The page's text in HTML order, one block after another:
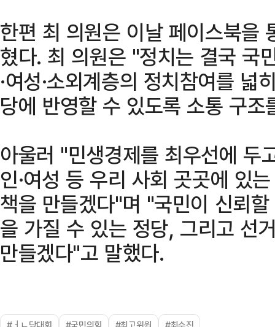
한편 최 의원은 이날 페이스북을
혔다. 최 의원은 "정치는 결국 국
·여성·소외계층의 정치참여를
당에 반영할 수 있도록 소통 구
아울러 "민생경제를 최우선에 두
인·여성 등 우리 사회 곳곳에 있
책을 만들겠다"며 "국민이 신뢰
을 가질 수 있는 정당, 그리고 선
만들겠다"고 말했다.
#ㅓㄴ당대회 #국민의힘 #최고위원 #최수진